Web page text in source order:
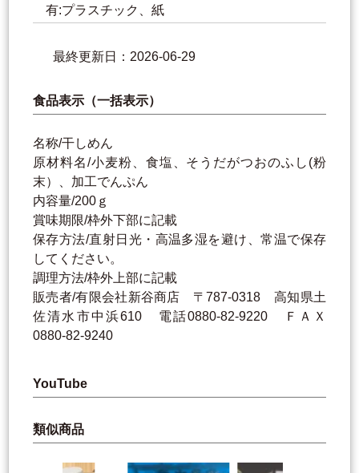
有:プラスチック、紙
最終更新日：2026-06-29
食品表示（一括表示）
名称/干しめん
原材料名/小麦粉、食塩、そうだがつおのふし(粉
末）、加工でんぷん
内容量/200ｇ
賞味期限/枠外下部に記載
保存方法/直射日光・高温多湿を避け、常温で保存
してください。
調理方法/枠外上部に記載
販売者/有限会社新谷商店 〒787-0318 高知県土
佐清水市中浜610 電話0880-82-9220 ＦＡＸ
0880-82-9240
YouTube
類似商品